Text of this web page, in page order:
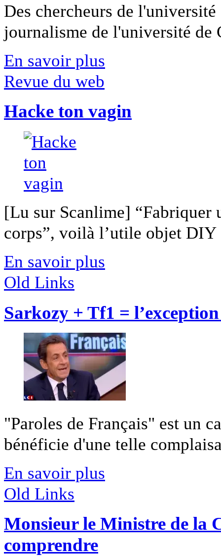
Des chercheurs de
journalisme de l'université
En savoir plus
Revue du web
Hacke ton vagin
[Lu sur Scanlime] “Fabriquer
corps”, voilà l’utile objet
En savoir plus
Old Links
Sarkozy + Tf1 =
"Paroles de Français" est un
bénéficie d'une telle
En savoir plus
Old Links
Monsieur le Ministre de la
comprendre